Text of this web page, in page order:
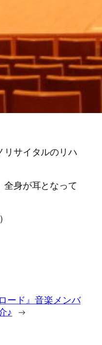
リサイタルのリハ
全身が耳となって
ード』音楽メンバ
♪ →